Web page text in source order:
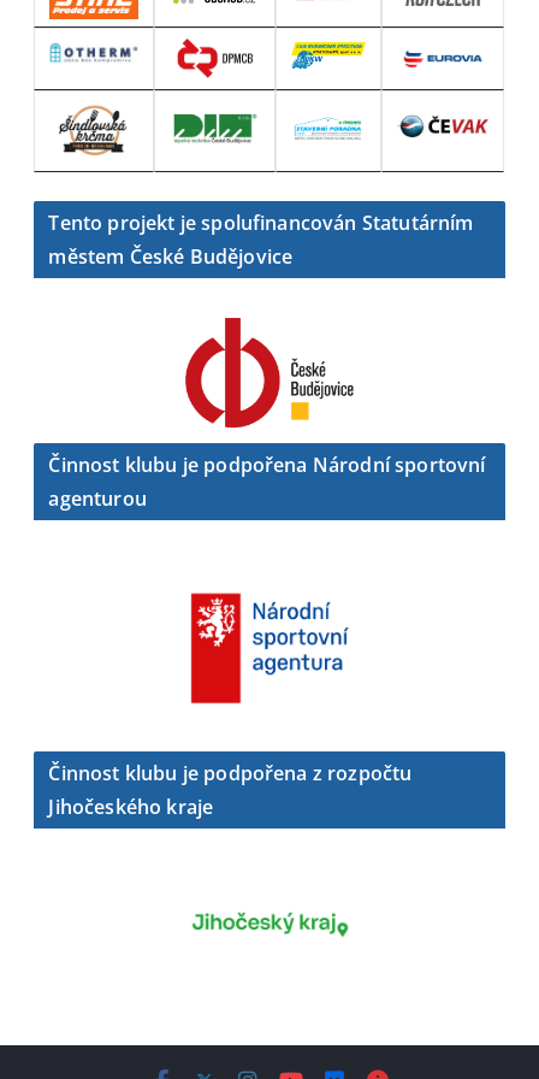
Tento projekt je spolufinancován Statutárním
městem České Budějovice
Činnost klubu je podpořena Národní sportovní
agenturou
Činnost klubu je podpořena z rozpočtu
Jihočeského kraje